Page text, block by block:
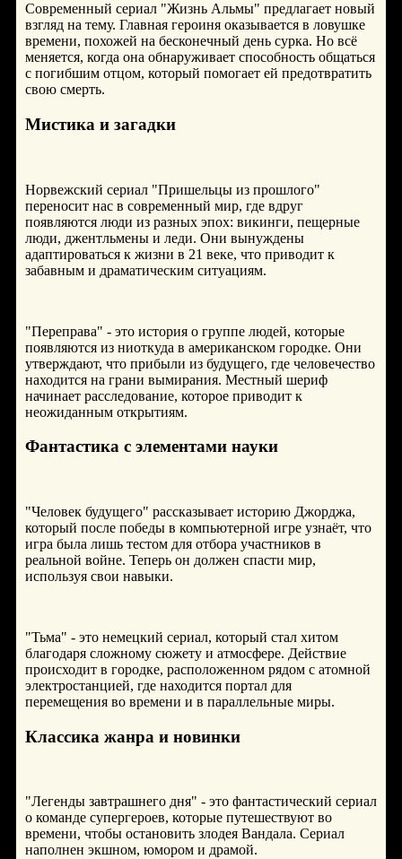
Современный сериал "Жизнь Альмы" предлагает новый
взгляд на тему. Главная героиня оказывается в ловушке
времени, похожей на бесконечный день сурка. Но всё
меняется, когда она обнаруживает способность общаться
с погибшим отцом, который помогает ей предотвратить
свою смерть.
Мистика и загадки
Норвежский сериал "Пришельцы из прошлого"
переносит нас в современный мир, где вдруг
появляются люди из разных эпох: викинги, пещерные
люди, джентльмены и леди. Они вынуждены
адаптироваться к жизни в 21 веке, что приводит к
забавным и драматическим ситуациям.
"Переправа" - это история о группе людей, которые
появляются из ниоткуда в американском городке. Они
утверждают, что прибыли из будущего, где человечество
находится на грани вымирания. Местный шериф
начинает расследование, которое приводит к
неожиданным открытиям.
Фантастика с элементами науки
"Человек будущего" рассказывает историю Джорджа,
который после победы в компьютерной игре узнаёт, что
игра была лишь тестом для отбора участников в
реальной войне. Теперь он должен спасти мир,
используя свои навыки.
"Тьма" - это немецкий сериал, который стал хитом
благодаря сложному сюжету и атмосфере. Действие
происходит в городке, расположенном рядом с атомной
электростанцией, где находится портал для
перемещения во времени и в параллельные миры.
Классика жанра и новинки
"Легенды завтрашнего дня" - это фантастический сериал
о команде супергероев, которые путешествуют во
времени, чтобы остановить злодея Вандала. Сериал
наполнен экшном, юмором и драмой.